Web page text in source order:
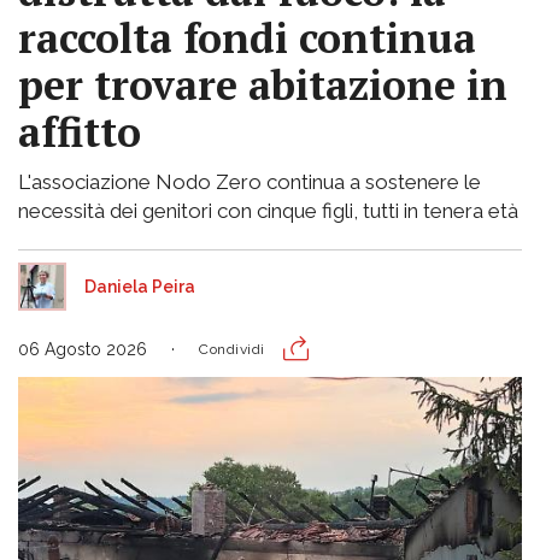
raccolta fondi continua
per trovare abitazione in
affitto
L'associazione Nodo Zero continua a sostenere le
necessità dei genitori con cinque figli, tutti in tenera età
Daniela Peira
06 Agosto 2026 Condividi